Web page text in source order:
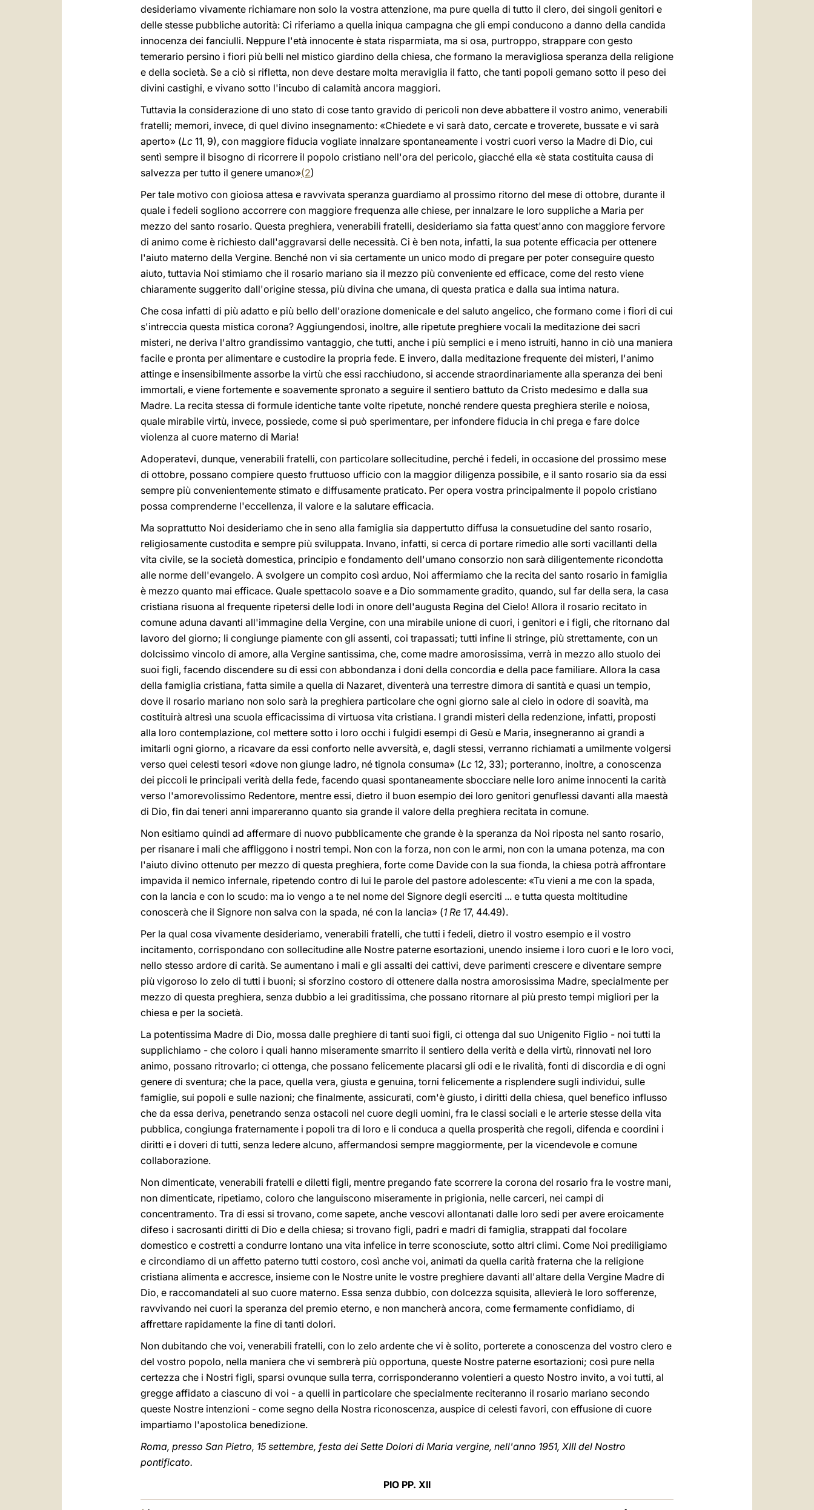
desideriamo vivamente richiamare non solo la vostra attenzione, ma pure quella di tutto il clero, dei singoli genitori e
delle stesse pubbliche autorità: Ci riferiamo a quella iniqua campagna che gli empi conducono a danno della candida
innocenza dei fanciulli. Neppure l'età innocente è stata risparmiata, ma si osa, purtroppo, strappare con gesto
temerario persino i fiori più belli nel mistico giardino della chiesa, che formano la meravigliosa speranza della religione
e della società. Se a ciò si rifletta, non deve destare molta meraviglia il fatto, che tanti popoli gemano sotto il peso dei
divini castighi, e vivano sotto l'incubo di calamità ancora maggiori.
Tuttavia la considerazione di uno stato di cose tanto gravido di pericoli non deve abbattere il vostro animo, venerabili
fratelli; memori, invece, di quel divino insegnamento: «Chiedete e vi sarà dato, cercate e troverete, bussate e vi sarà
aperto» (Lc 11, 9), con maggiore fiducia vogliate innalzare spontaneamente i vostri cuori verso la Madre di Dio, cui
sentì sempre il bisogno di ricorrere il popolo cristiano nell'ora del pericolo, giacché ella «è stata costituita causa di
salvezza per tutto il genere umano»(2)
Per tale motivo con gioiosa attesa e ravvivata speranza guardiamo al prossimo ritorno del mese di ottobre, durante il
quale i fedeli sogliono accorrere con maggiore frequenza alle chiese, per innalzare le loro suppliche a Maria per
mezzo del santo rosario. Questa preghiera, venerabili fratelli, desideriamo sia fatta quest'anno con maggiore fervore
di animo come è richiesto dall'aggravarsi delle necessità. Ci è ben nota, infatti, la sua potente efficacia per ottenere
l'aiuto materno della Vergine. Benché non vi sia certamente un unico modo di pregare per poter conseguire questo
aiuto, tuttavia Noi stimiamo che il rosario mariano sia il mezzo più conveniente ed efficace, come del resto viene
chiaramente suggerito dall'origine stessa, più divina che umana, di questa pratica e dalla sua intima natura.
Che cosa infatti di più adatto e più bello dell'orazione domenicale e del saluto angelico, che formano come i fiori di cui
s'intreccia questa mistica corona? Aggiungendosi, inoltre, alle ripetute preghiere vocali la meditazione dei sacri
misteri, ne deriva l'altro grandissimo vantaggio, che tutti, anche i più semplici e i meno istruiti, hanno in ciò una maniera
facile e pronta per alimentare e custodire la propria fede. E invero, dalla meditazione frequente dei misteri, l'animo
attinge e insensibilmente assorbe la virtù che essi racchiudono, si accende straordinariamente alla speranza dei beni
immortali, e viene fortemente e soavemente spronato a seguire il sentiero battuto da Cristo medesimo e dalla sua
Madre. La recita stessa di formule identiche tante volte ripetute, nonché rendere questa preghiera sterile e noiosa,
quale mirabile virtù, invece, possiede, come si può sperimentare, per infondere fiducia in chi prega e fare dolce
violenza al cuore materno di Maria!
Adoperatevi, dunque, venerabili fratelli, con particolare sollecitudine, perché i fedeli, in occasione del prossimo mese
di ottobre, possano compiere questo fruttuoso ufficio con la maggior diligenza possibile, e il santo rosario sia da essi
sempre più convenientemente stimato e diffusamente praticato. Per opera vostra principalmente il popolo cristiano
possa comprenderne l'eccellenza, il valore e la salutare efficacia.
Ma soprattutto Noi desideriamo che in seno alla famiglia sia dappertutto diffusa la consuetudine del santo rosario,
religiosamente custodita e sempre più sviluppata. Invano, infatti, si cerca di portare rimedio alle sorti vacillanti della
vita civile, se la società domestica, principio e fondamento dell'umano consorzio non sarà diligentemente ricondotta
alle norme dell'evangelo. A svolgere un compito così arduo, Noi affermiamo che la recita del santo rosario in famiglia
è mezzo quanto mai efficace. Quale spettacolo soave e a Dio sommamente gradito, quando, sul far della sera, la casa
cristiana risuona al frequente ripetersi delle lodi in onore dell'augusta Regina del Cielo! Allora il rosario recitato in
comune aduna davanti all'immagine della Vergine, con una mirabile unione di cuori, i genitori e i figli, che ritornano dal
lavoro del giorno; li congiunge piamente con gli assenti, coi trapassati; tutti infine li stringe, più strettamente, con un
dolcissimo vincolo di amore, alla Vergine santissima, che, come madre amorosissima, verrà in mezzo allo stuolo dei
suoi figli, facendo discendere su di essi con abbondanza i doni della concordia e della pace familiare. Allora la casa
della famiglia cristiana, fatta simile a quella di Nazaret, diventerà una terrestre dimora di santità e quasi un tempio,
dove il rosario mariano non solo sarà la preghiera particolare che ogni giorno sale al cielo in odore di soavità, ma
costituirà altresì una scuola efficacissima di virtuosa vita cristiana. I grandi misteri della redenzione, infatti, proposti
alla loro contemplazione, col mettere sotto i loro occhi i fulgidi esempi di Gesù e Maria, insegneranno ai grandi a
imitarli ogni giorno, a ricavare da essi conforto nelle avversità, e, dagli stessi, verranno richiamati a umilmente volgersi
verso quei celesti tesori «dove non giunge ladro, né tignola consuma» (Lc 12, 33); porteranno, inoltre, a conoscenza
dei piccoli le principali verità della fede, facendo quasi spontaneamente sbocciare nelle loro anime innocenti la carità
verso l'amorevolissimo Redentore, mentre essi, dietro il buon esempio dei loro genitori genuflessi davanti alla maestà
di Dio, fin dai teneri anni impareranno quanto sia grande il valore della preghiera recitata in comune.
Non esitiamo quindi ad affermare di nuovo pubblicamente che grande è la speranza da Noi riposta nel santo rosario,
per risanare i mali che affliggono i nostri tempi. Non con la forza, non con le armi, non con la umana potenza, ma con
l'aiuto divino ottenuto per mezzo di questa preghiera, forte come Davide con la sua fionda, la chiesa potrà affrontare
impavida il nemico infernale, ripetendo contro di lui le parole del pastore adolescente: «Tu vieni a me con la spada,
con la lancia e con lo scudo: ma io vengo a te nel nome del Signore degli eserciti ... e tutta questa moltitudine
conoscerà che il Signore non salva con la spada, né con la lancia» (1 Re 17, 44.49).
Per la qual cosa vivamente desideriamo, venerabili fratelli, che tutti i fedeli, dietro il vostro esempio e il vostro
incitamento, corrispondano con sollecitudine alle Nostre paterne esortazioni, unendo insieme i loro cuori e le loro voci,
nello stesso ardore di carità. Se aumentano i mali e gli assalti dei cattivi, deve parimenti crescere e diventare sempre
più vigoroso lo zelo di tutti i buoni; si sforzino costoro di ottenere dalla nostra amorosissima Madre, specialmente per
mezzo di questa preghiera, senza dubbio a lei graditissima, che possano ritornare al più presto tempi migliori per la
chiesa e per la società.
La potentissima Madre di Dio, mossa dalle preghiere di tanti suoi figli, ci ottenga dal suo Unigenito Figlio - noi tutti la
supplichiamo - che coloro i quali hanno miseramente smarrito il sentiero della verità e della virtù, rinnovati nel loro
animo, possano ritrovarlo; ci ottenga, che possano felicemente placarsi gli odi e le rivalità, fonti di discordia e di ogni
genere di sventura; che la pace, quella vera, giusta e genuina, torni felicemente a risplendere sugli individui, sulle
famiglie, sui popoli e sulle nazioni; che finalmente, assicurati, com'è giusto, i diritti della chiesa, quel benefico influsso
che da essa deriva, penetrando senza ostacoli nel cuore degli uomini, fra le classi sociali e le arterie stesse della vita
pubblica, congiunga fraternamente i popoli tra di loro e li conduca a quella prosperità che regoli, difenda e coordini i
diritti e i doveri di tutti, senza ledere alcuno, affermandosi sempre maggiormente, per la vicendevole e comune
collaborazione.
Non dimenticate, venerabili fratelli e diletti figli, mentre pregando fate scorrere la corona del rosario fra le vostre mani,
non dimenticate, ripetiamo, coloro che languiscono miseramente in prigionia, nelle carceri, nei campi di
concentramento. Tra di essi si trovano, come sapete, anche vescovi allontanati dalle loro sedi per avere eroicamente
difeso i sacrosanti diritti di Dio e della chiesa; si trovano figli, padri e madri di famiglia, strappati dal focolare
domestico e costretti a condurre lontano una vita infelice in terre sconosciute, sotto altri climi. Come Noi prediligiamo
e circondiamo di un affetto paterno tutti costoro, così anche voi, animati da quella carità fraterna che la religione
cristiana alimenta e accresce, insieme con le Nostre unite le vostre preghiere davanti all'altare della Vergine Madre di
Dio, e raccomandateli al suo cuore materno. Essa senza dubbio, con dolcezza squisita, allevierà le loro sofferenze,
ravvivando nei cuori la speranza del premio eterno, e non mancherà ancora, come fermamente confidiamo, di
affrettare rapidamente la fine di tanti dolori.
Non dubitando che voi, venerabili fratelli, con lo zelo ardente che vi è solito, porterete a conoscenza del vostro clero e
del vostro popolo, nella maniera che vi sembrerà più opportuna, queste Nostre paterne esortazioni; così pure nella
certezza che i Nostri figli, sparsi ovunque sulla terra, corrisponderanno volentieri a questo Nostro invito, a voi tutti, al
gregge affidato a ciascuno di voi - a quelli in particolare che specialmente reciteranno il rosario mariano secondo
queste Nostre intenzioni - come segno della Nostra riconoscenza, auspice di celesti favori, con effusione di cuore
impartiamo l'apostolica benedizione.
Roma, presso San Pietro, 15 settembre, festa dei Sette Dolori di Maria vergine, nell'anno 1951, XIII del Nostro
pontificato.
PIO PP. XII